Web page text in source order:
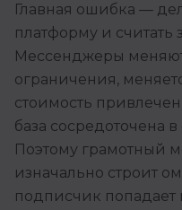
Главная ошибка —
платформу и
Мессенджеры
ограничения,
стоимость
база сосредоточена
Поэтому грамотный
изначально строит
подписчик попадает